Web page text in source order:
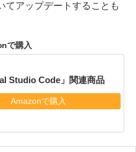
てアップデートすることも
で購入
Studio Code」関連商品
Amazonで購入